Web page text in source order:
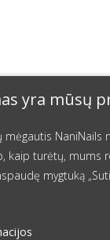
yra mūsų
NaniNails
kaip turėtų, mums
mygtuką